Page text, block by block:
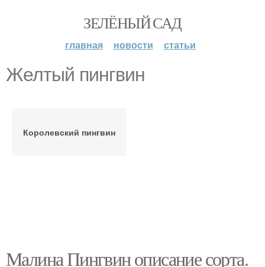
ЗЕЛЁНЫЙ САД
главная новости статьи
Желтый пингвин
Королевский пингвин
Малина Пингвин описание сорта.